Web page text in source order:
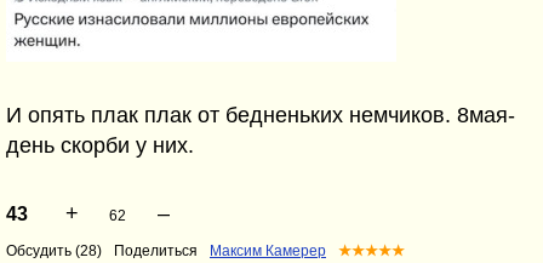
И опять плак плак от бедненьких немчиков. 8мая-
день скорби у них.
43 + 62 –
Обсудить (28) Поделиться Максим Камерер ★★★★★